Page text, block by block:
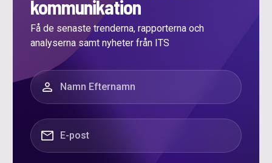
kommunikation
Få de senaste trenderna, rapporterna och
analyserna samt nyheter från ITS
”*” anger obligatoriska fält
Namn
E-post